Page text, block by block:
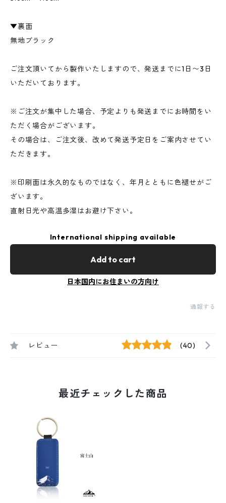
▼裏面
無地ブラック
ご注文頂いてから製作いたしますので、発送までに1日〜3日
いただいております。
※ご注文が集中した場合、予定よりも発送までにお時間をい
ただく場合がございます。
その場合は、ご注文後、改めて発送予定日をご案内させてい
ただきます。
※印刷面は永久的なものではなく、年月とともに色褪せがご
ざいます。
直射日光や高温多湿はお避け下さい。
International shipping available
Add to cart
日本国内にお住まいの方向け
通報する
レビュー (40)
最近チェックした商品